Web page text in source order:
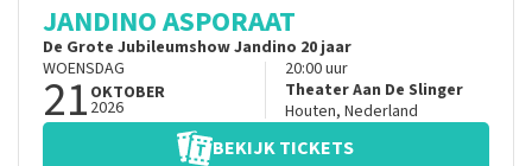
JANDINO ASPORAAT
De Grote Jubileumshow Jandino 20 jaar
WOENSDAG
21 OKTOBER
2026
20:00uur
Theater Aan De Slinger
Houten, Nederland
BEKIJK TICKETS